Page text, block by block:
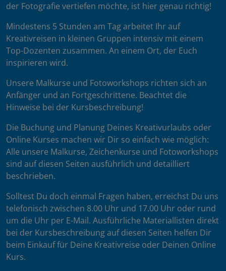
der Fotografie vertiefen möchte, ist hier genau richtig!
Mindestens 5 Stunden am Tag arbeitet Ihr auf
Kreativreisen in kleinen Gruppen intensiv mit einem
Top-Dozenten zusammen. An einem Ort, der Euch
inspirieren wird.
Unsere Malkurse und Fotoworkshops richten sich an
Anfänger und an Fortgeschrittene. Beachtet die
Hinweise bei der Kursbeschreibung!
Die Buchung und Planung Deines Kreativurlaubs oder
Online Kurses machen wir Dir so einfach wie möglich:
Alle unsere Malkurse, Zeichenkurse und Fotoworkshops
sind auf diesen Seiten ausführlich und detailliert
beschrieben.
Solltest Du doch einmal Fragen haben, erreichst Du uns
telefonisch zwischen 8.00 Uhr und 17.00 Uhr oder rund
um die Uhr per E-Mail. Ausführliche Materiallisten direkt
bei der Kursbeschreibung auf diesen Seiten helfen Dir
beim Einkauf für Deine Kreativreise oder Deinen Online
Kurs.